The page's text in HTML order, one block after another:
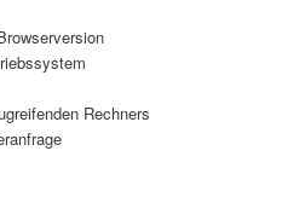
Rechners